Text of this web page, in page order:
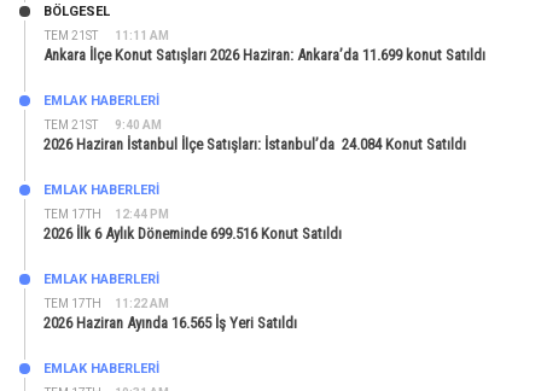
TEM 21ST 11:11 AM
BÖLGESEL
Ankara İlçe Konut Satışları 2026 Haziran: Ankara’da 11.699 konut Satıldı
TEM 21ST 9:40 AM
EMLAK HABERLERI
2026 Haziran İstanbul İlçe Satışları: İstanbul’da 24.084 Konut Satıldı
TEM 17TH 12:44 PM
EMLAK HABERLERI
2026 İlk 6 Aylık Döneminde 699.516 Konut Satıldı
TEM 17TH 11:22 AM
EMLAK HABERLERI
2026 Haziran Ayında 16.565 İş Yeri Satıldı
EMLAK HABERLERI